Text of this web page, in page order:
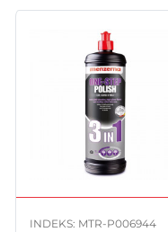
INDEKS: MTR-P006944